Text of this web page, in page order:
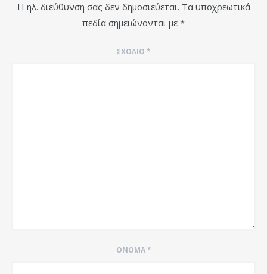
Η ηλ. διεύθυνση σας δεν δημοσιεύεται. Τα υποχρεωτικά
πεδία σημειώνονται με *
ΣΧΌΛΙΟ *
ΌΝΟΜΑ*